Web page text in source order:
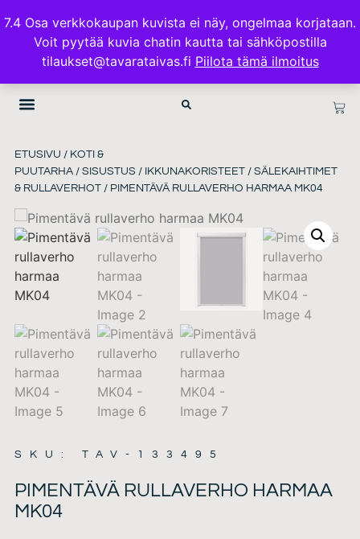
7.4 Osa verkkokaupan kuvista ei näy, ongelmaa korjataan.
Voit pyytää kuvia chatin kautta tai sähköpostilla
tilaukset@tavarataivas.fi Piilota tämä ilmoitus
ILMAINEN TOIMITUS 100€ TILAUKSISSA
TAVARATAIVAS.FI
ETUSIVU / KOTI &
PUUTARHA/ SISUSTUS / IKKUNAKORISTEET/ SÄLEKAIHTIMET
& RULLAVERHOT/ PIMENTÄVÄ RULLAVERHO HARMAA MK04
SKU: TAV-133495
PIMENTÄVÄ RULLAVERHO HARMAA
MK04